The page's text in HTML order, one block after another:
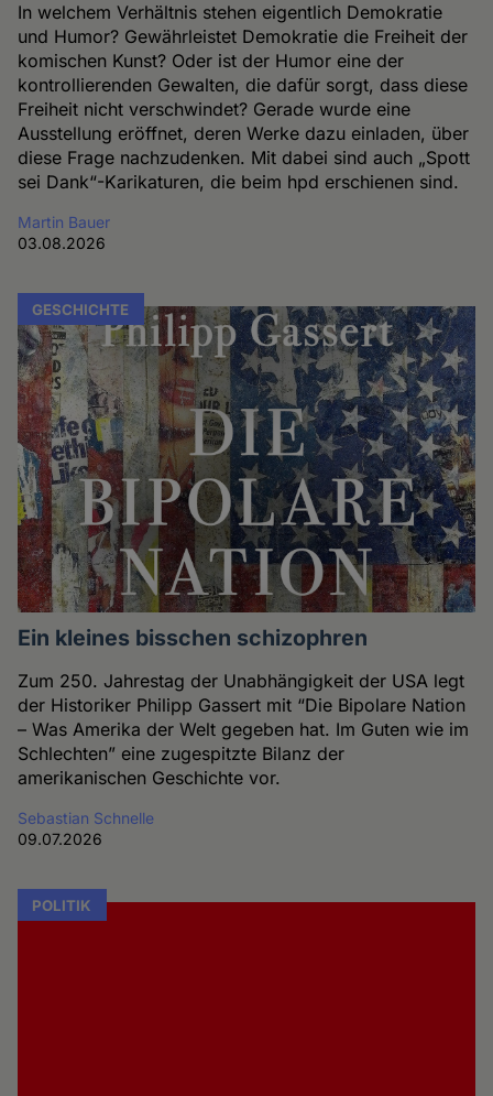
In welchem Verhältnis stehen eigentlich Demokratie
und Humor? Gewährleistet Demokratie die Freiheit der
komischen Kunst? Oder ist der Humor eine der
kontrollierenden Gewalten, die dafür sorgt, dass diese
Freiheit nicht verschwindet? Gerade wurde eine
Ausstellung eröffnet, deren Werke dazu einladen, über
diese Frage nachzudenken. Mit dabei sind auch „Spott
sei Dank“-Karikaturen, die beim hpd erschienen sind.
Martin Bauer
03.08.2026
GESCHICHTE
Ein kleines bisschen schizophren
Zum 250. Jahrestag der Unabhängigkeit der USA legt
der Historiker Philipp Gassert mit “Die Bipolare Nation
– Was Amerika der Welt gegeben hat. Im Guten wie im
Schlechten” eine zugespitzte Bilanz der
amerikanischen Geschichte vor.
Sebastian Schnelle
09.07.2026
POLITIK